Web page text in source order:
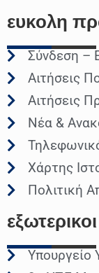
ευκολη
Σύνδεση –
Αιτήσεις
Αιτήσεις
Νέα &
Χάρτης
Πολιτική
εξωτερικοι
Υπουργείο